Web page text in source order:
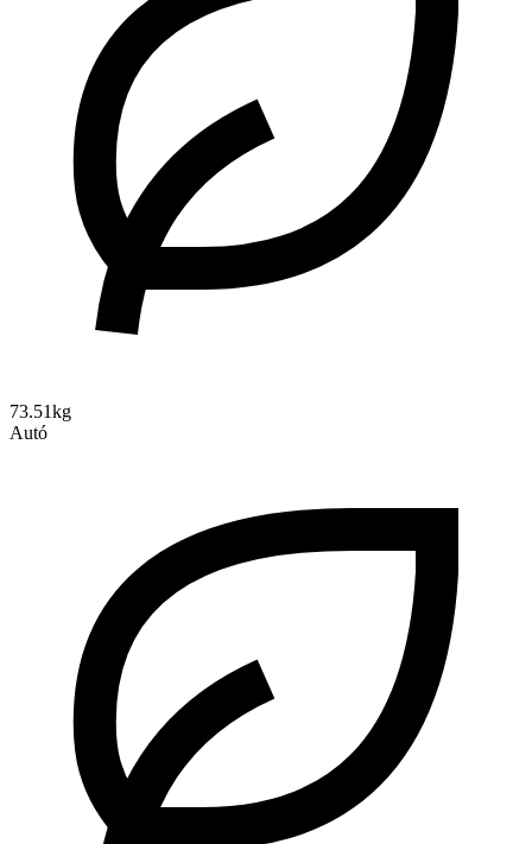
73.51kg
Autó